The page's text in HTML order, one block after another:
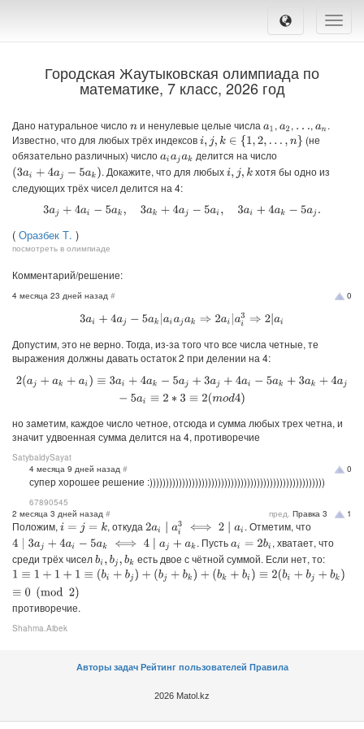
Toggle
Городская Жаутыковская олимпиада по
математике, 7 класс, 2026 год
Дано натуральное числоnи ненулевые целые числа a1,a2,
…
, an.
Известно, что для любых трёх индексовi,j,k∈{ 1,2 ,…,n}
(не
обязательно различных) числоaiajak
делится на число
(3ai+ 4a j−5a k) . Докажите, что для любыхi,j,k
хотя бы одно из
следующих трёх чисел делится на 4:
3aj+4a ak,3 ak+4aj −5ai,3ai ak−5aj .
( Оразбек Т. )
посмотреть в олимпиаде
Комментарий/решение:
0
4 месяца 23 дней назад #
3ai+ 4a −5a k|aiajak⇒2a |ai3 ⇒2 ai
Допустим, это не верно. Тогда, из-за того что все числа четные, те
выражения должны давать остаток 2 при делении на 4:
2 (aj +ak +a i)≡3 ai+ 4ak −5aj+3a j+ 4ai− 5ak+3a k+ 4aj− 5a ≡2∗3≡2(mo d4)
но заметим, каждое число четное, отсюда и сумма любых трех четна, и
значит удвоенная сумма делится на 4, противоречие
SatybaldySayat
0
4 месяца 9 дней назад #
супер хорошее решение :))))))))))))))))))))))))))))))))))))))))))))))))))))))
67890545
пред. Правка 3 1
2 месяца 3 дней назад #
Положим, i= j= k , откуда 2ai∣ i3⟺2∣ai
. Отметим, что
4
aj+4 ai −5ak ⟺4∣a +ak . Пустьai= 2b i
, хватает, что
среди трёх чиселbi,bj,bk
есть двое с чётной суммой. Если нет, то:
1 ≡1+ 1 +1 ≡( bi+ b )+( bj+ bk) +(bk +b i)≡2 (b +bj+bk )≡0 mod2
противоречие.
Shahma.Aibek
Авторы задач Рейтинг пользователей Правила
2026 Matol.kz